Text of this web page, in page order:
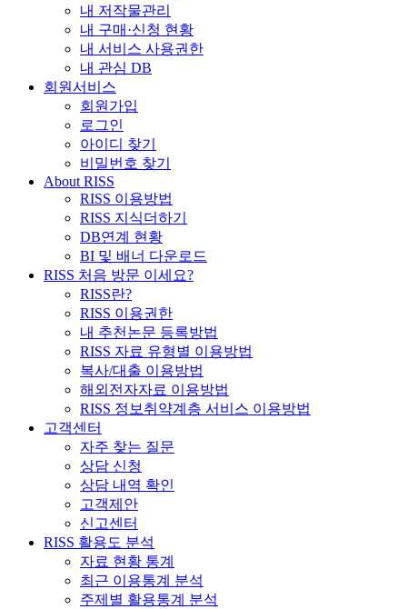
내 저작물관리
내 구매·신청 현황
내 서비스 사용권한
내 관심 DB
회원서비스
회원가입
로그인
아이디 찾기
비밀번호 찾기
About RISS
RISS 이용방법
RISS 지식더하기
DB연계 현황
BI 및 배너 다운로드
RISS 처음 방문 이세요?
RISS란?
RISS 이용권한
내 추천논문 등록방법
RISS 자료 유형별 이용방법
복사/대출 이용방법
해외전자자료 이용방법
RISS 정보취약계층 서비스 이용방법
고객센터
자주 찾는 질문
상담 신청
상담 내역 확인
고객제안
신고센터
RISS 활용도 분석
자료 현황 통계
최근 이용통계 분석
주제별 활용통계 분석